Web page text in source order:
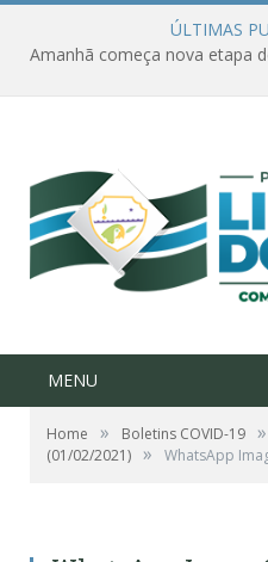
ÚLTIMAS
MENU
Home » Boletins COVID-19 »
(01/02/2021) » WhatsApp